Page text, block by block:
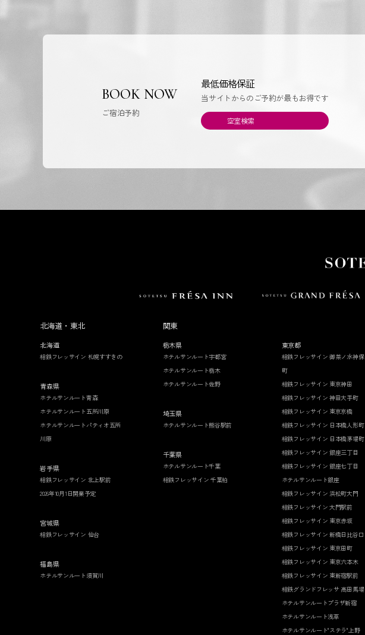
BOOK NOW
ご宿泊予約
最低価格保証
当サイトからのご予約が最もお得です
空室検索
北海道・東北
北海道
相鉄フレッサイン 札幌すすきの
青森県
ホテルサンルート青森
ホテルサンルート五所川原
ホテルサンルートパティオ五所
川原
岩手県
相鉄フレッサイン 北上駅前
2026年10月1日開業予定
宮城県
相鉄フレッサイン 仙台
福島県
ホテルサンルート須賀川
関東
栃木県
ホテルサンルート宇都宮
ホテルサンルート栃木
ホテルサンルート佐野
埼玉県
ホテルサンルート熊谷駅前
千葉県
ホテルサンルート千葉
相鉄フレッサイン 千葉柏
東京都
相鉄フレッサイン 御茶ノ水神保
町
相鉄フレッサイン 東京神田
相鉄フレッサイン 神田大手町
相鉄フレッサイン 東京京橋
相鉄フレッサイン 日本橋人形町
相鉄フレッサイン 日本橋茅場町
相鉄フレッサイン 銀座三丁目
相鉄フレッサイン 銀座七丁目
ホテルサンルート銀座
相鉄フレッサイン 浜松町大門
相鉄フレッサイン 大門駅前
相鉄フレッサイン 東京赤坂
相鉄フレッサイン 新橋日比谷口
相鉄フレッサイン 東京田町
相鉄フレッサイン 東京六本木
相鉄フレッサイン 東新宿駅前
相鉄グランドフレッサ 高田馬場
ホテルサンルートプラザ新宿
ホテルサンルート浅草
ホテルサンルート"ステラ"上野